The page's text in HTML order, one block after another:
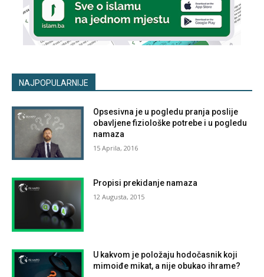
NAJPOPULARNIJE
Opsesivna je u pogledu pranja poslije
obavljene fiziološke potrebe i u pogledu
namaza
15 Aprila, 2016
Propisi prekidanje namaza
12 Augusta, 2015
U kakvom je položaju hodočasnik koji
mimoiđe mikat, a nije obukao ihrame?